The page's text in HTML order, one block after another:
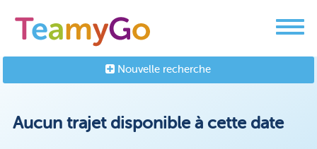
Nouvelle recherche
Aucun trajet disponible à cette date